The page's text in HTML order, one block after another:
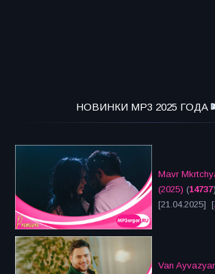
НОВИНКИ MP3 2025 ГОДА
Mavr
(2025) (14737)
[21.04.2025] [
Van